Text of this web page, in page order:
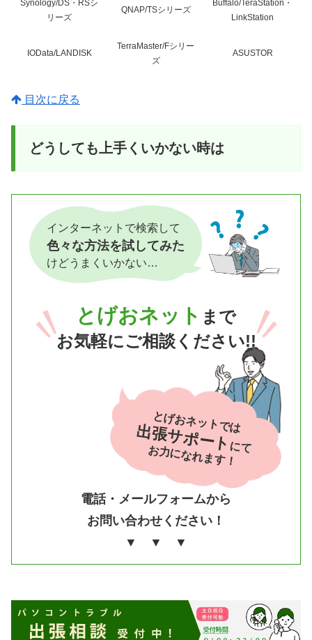
Synology/DS・RSシ
リーズ
QNAP/TSシリーズ
Buffalo/TeraStation・
LinkStation
IOData/LANDISK
TerraMaster/Fシリー
ズ
ASUSTOR
目次に戻る
どうしても上手くいかない時は
インターネットで検索して
色々な方法を試してみた
けどうまくいかない…
とげおネット まで
お気軽にご相談ください!!
電話・メールフォームから
お問い合わせください！
▼ ▼ ▼
とげおネットでは
出張サポートにて
お力になれます！